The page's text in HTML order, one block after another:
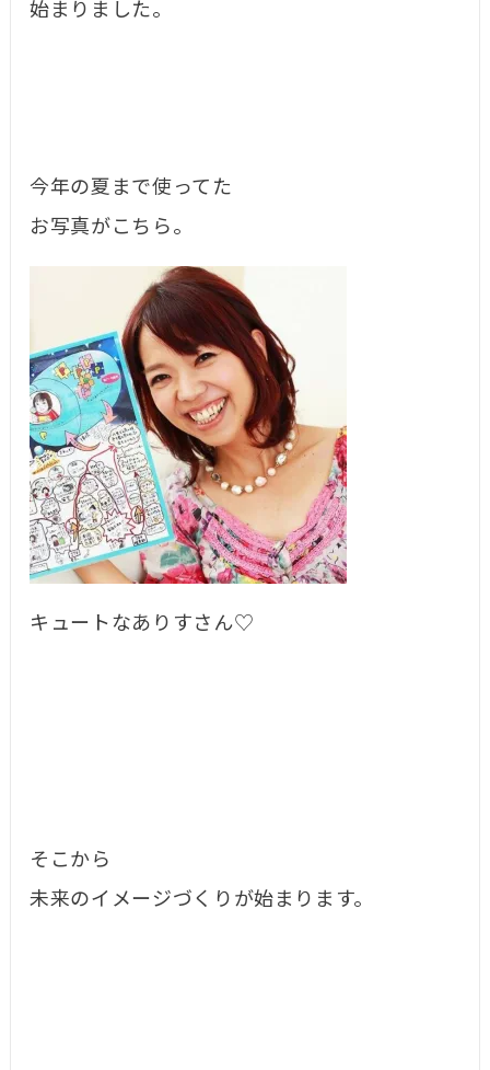
始まりました。
今年の夏まで使ってた
お写真がこちら。
キュートなありすさん♡
そこから
未来のイメージづくりが始まります。